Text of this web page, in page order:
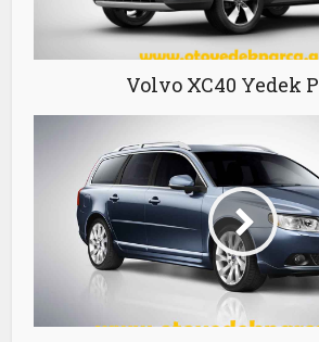
Volvo XC40 Yedek